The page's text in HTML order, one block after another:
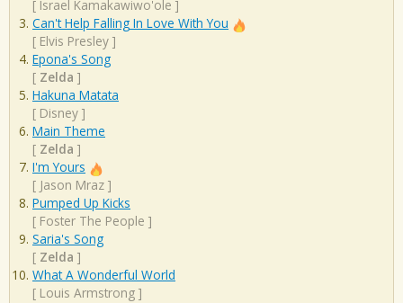
[ Israel Kamakawiwo'ole ]
Can't Help Falling In Love With You
[ Elvis Presley ]
Epona's Song
[ Zelda ]
Hakuna Matata
[ Disney ]
Main Theme
[ Zelda ]
I'm Yours
[ Jason Mraz ]
Pumped Up Kicks
[ Foster The People ]
Saria's Song
[ Zelda ]
What A Wonderful World
[ Louis Armstrong ]